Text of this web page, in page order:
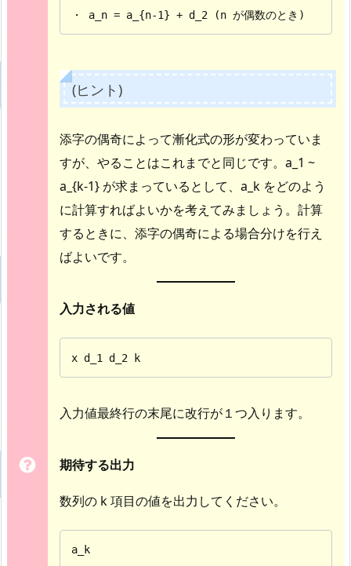
・ a_n = a_{n-1} + d_2 (n が偶数のとき)
(ヒント)
添字の偶奇によって漸化式の形が変わっていま
すが、やることはこれまでと同じです。a_1 ~
a_{k-1} が求まっているとして、a_k をどのよう
に計算すればよいかを考えてみましょう。計算
するときに、添字の偶奇による場合分けを行え
ばよいです。
入力される値
x d_1 d_2 k
入力値最終行の末尾に改行が１つ入ります。
期待する出力
数列の k 項目の値を出力してください。
a_k